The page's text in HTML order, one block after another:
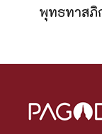
พุทธทาสภิ